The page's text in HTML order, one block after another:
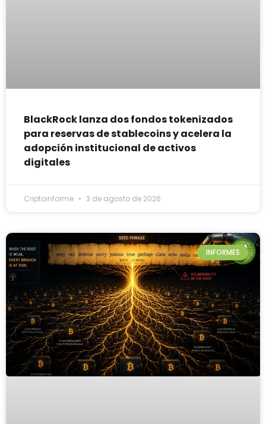
BlackRock lanza dos fondos tokenizados
para reservas de stablecoins y acelera la
adopción institucional de activos
digitales
Criptoinforme 3 de agosto de 2026
INFORMES